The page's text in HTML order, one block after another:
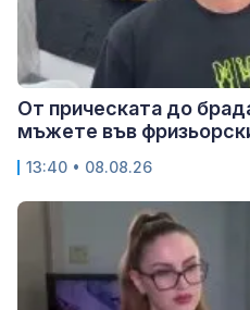
От прическата до
мъжете във
13:40 • 08.08.26